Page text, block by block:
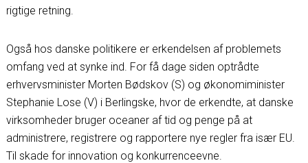
rigtige retning.
Også hos danske politikere er erkendelsen af problemets
omfang ved at synke ind. For få dage siden optrådte
erhvervsminister Morten Bødskov (S) og økonomiminister
Stephanie Lose (V) i Berlingske, hvor de erkendte, at danske
virksomheder bruger oceaner af tid og penge på at
administrere, registrere og rapportere nye regler fra især EU.
Til skade for innovation og konkurrenceevne.